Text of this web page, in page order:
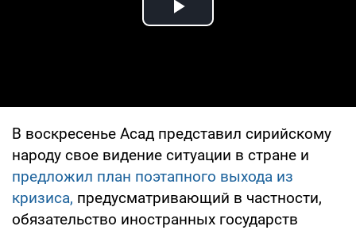
Play Video
В воскресенье Асад представил сирийскому
народу свое видение ситуации в стране и
предложил план поэтапного выхода из
кризиса, предусматривающий в частности,
обязательство иностранных государств